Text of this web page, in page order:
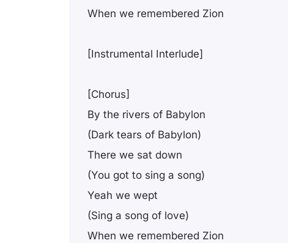
When we remembered Zion
[Instrumental Interlude]
[Chorus]
By the rivers of Babylon
(Dark tears of Babylon)
There we sat down
(You got to sing a song)
Yeah we wept
(Sing a song of love)
When we remembered Zion